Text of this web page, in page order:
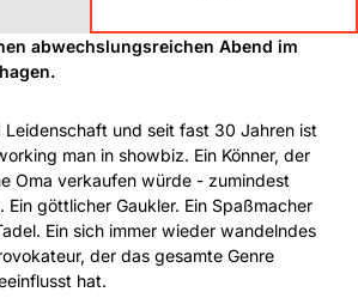
abwechslungsreichen Abend im
Leidenschaft und seit fast 30 Jahren ist
man in showbiz. Ein Könner, der
Oma verkaufen würde - zumindest
Ein göttlicher Gaukler. Ein Spaßmacher
Ein sich immer wieder wandelndes
der das gesamte Genre
hat.